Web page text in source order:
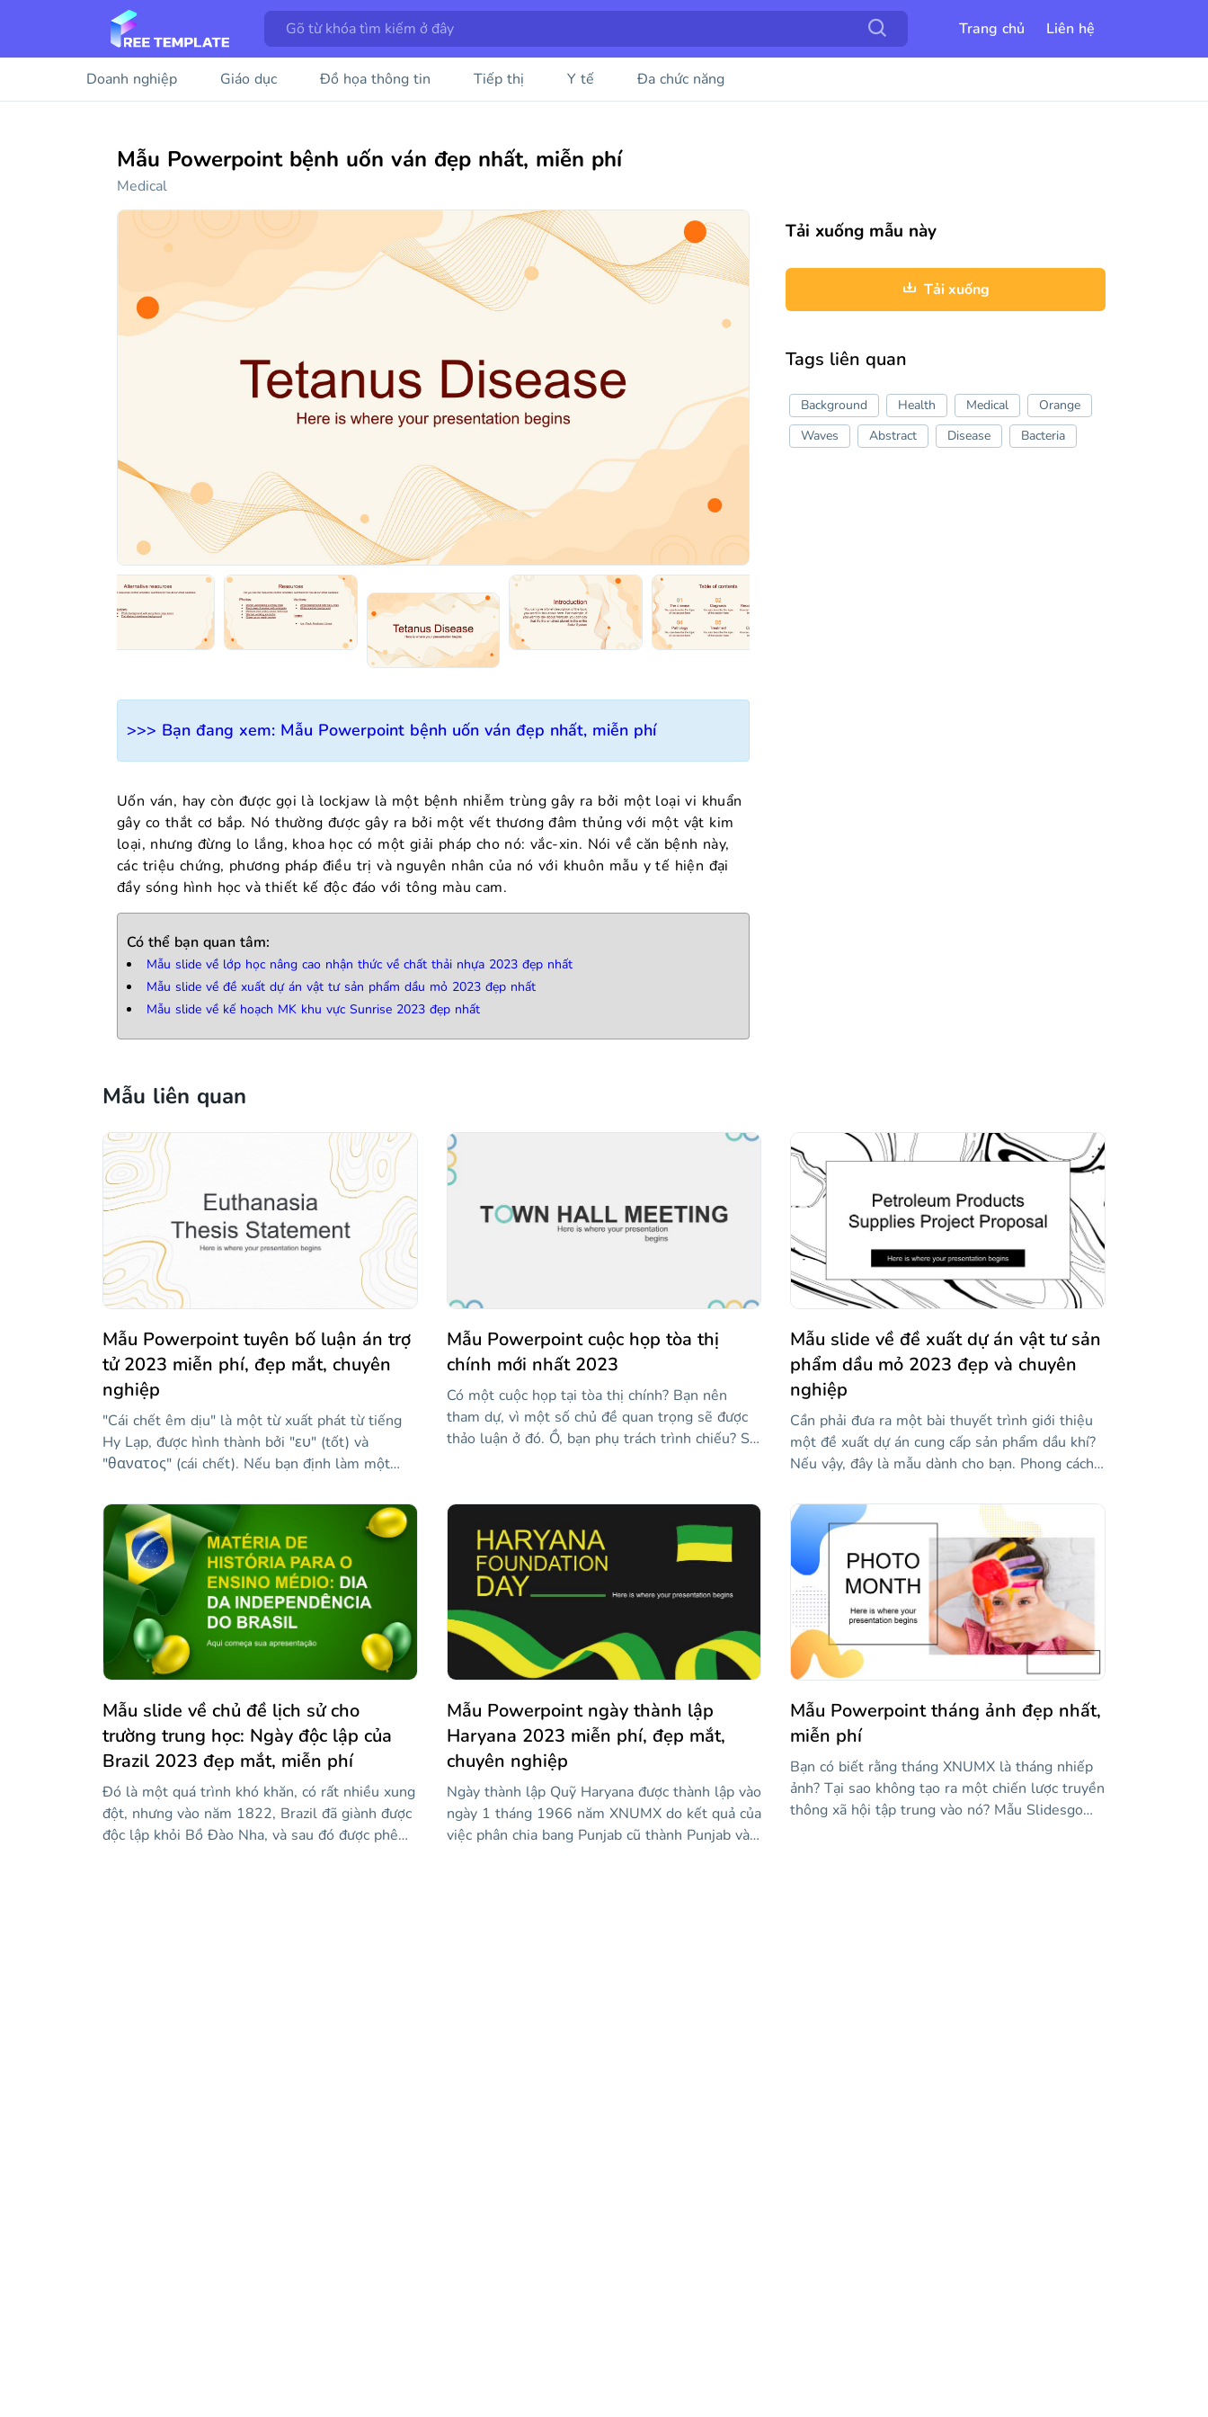
Trang chủ Liên hệ
Doanh nghiệp Giáo dục Đồ họa thông tin Tiếp thị Y tế Đa chức năng
Mẫu Powerpoint bệnh uốn ván đẹp nhất, miễn phí
Medical
>>> Bạn đang xem: Mẫu Powerpoint bệnh uốn ván đẹp nhất, miễn phí
Uốn ván, hay còn được gọi là lockjaw là một bệnh nhiễm trùng gây ra bởi một loại vi khuẩn
gây co thắt cơ bắp. Nó thường được gây ra bởi một vết thương đâm thủng với một vật kim
loại, nhưng đừng lo lắng, khoa học có một giải pháp cho nó: vắc-xin. Nói về căn bệnh này,
các triệu chứng, phương pháp điều trị và nguyên nhân của nó với khuôn mẫu y tế hiện đại
đầy sóng hình học và thiết kế độc đáo với tông màu cam.
Có thể bạn quan tâm:
Mẫu slide về lớp học nâng cao nhận thức về chất thải nhựa 2023 đẹp nhất
Mẫu slide về đề xuất dự án vật tư sản phẩm dầu mỏ 2023 đẹp nhất
Mẫu slide về kế hoạch MK khu vực Sunrise 2023 đẹp nhất
Tải xuống mẫu này
Tải xuống
Tags liên quan
Background Health Medical
Orange
Waves
Abstract Disease Bacteria
Mẫu liên quan
Mẫu Powerpoint tuyên bố luận án trợ
tử 2023 miễn phí, đẹp mắt, chuyên
nghiệp
"Cái chết êm dịu" là một từ xuất phát từ tiếng
Hy Lạp, được hình thành bởi "ευ" (tốt) và
"θανατος" (cái chết). Nếu bạn định làm một
bảo vệ nó, mẫu này có thể rất hữu ích. Nói về
trợ tử là gì, các kỹ thuật mà nó được quản lý là
gì, ai có thể truy cập nó hoặc tranh cãi mà chủ
đề này tạo ra. Các slide cung cấp một phong
cách trang trọng và được thiết kế để làm cho
thông tin của bạn nổi bật và bảo vệ luận án của
bạn thành công.
Mẫu Powerpoint cuộc họp tòa thị
chính mới nhất 2023
Có một cuộc họp tại tòa thị chính? Bạn nên
tham dự, vì một số chủ đề quan trọng sẽ được
thảo luận ở đó. Ồ, bạn phụ trách trình chiếu? Sử
v.v. Có đồ thị và đồ họa thông tin để hiển thị dữ
liệu và một số hình ảnh!
Mẫu slide về đề xuất dự án vật tư sản
phẩm dầu mỏ 2023 đẹp và chuyên
nghiệp
Cần phải đưa ra một bài thuyết trình giới thiệu
một đề xuất dự án cung cấp sản phẩm dầu khí?
Nếu vậy, đây là mẫu dành cho bạn. Phong cách
nội dung của bạn lên hàng đầu và trung tâm
trong mỗi trang trình bày, và các hình minh họa
về dầu trong nền sẽ khiến mọi người suy ngẫm
về ý tưởng của bạn về việc biến vàng đen thành
một công việc kinh doanh có lãi. Vì vậy, hãy đặt
vòng quay của riêng bạn vào nó và sẵn sàng
thuyết phục khán giả của bạn!
Mẫu slide về chủ đề lịch sử cho
trường trung học: Ngày độc lập của
Brazil 2023 đẹp mắt, miễn phí
Đó là một quá trình khó khăn, có rất nhiều xung
đột, nhưng vào năm 1822, Brazil đã giành được
độc lập khỏi Bồ Đào Nha, và sau đó được phê
Mẫu Powerpoint ngày thành lập
Haryana 2023 miễn phí, đẹp mắt,
chuyên nghiệp
Ngày thành lập Quỹ Haryana được thành lập vào
ngày 1 tháng 1966 năm XNUMX do kết quả của
việc phân chia bang Punjab cũ thành Punjab và
Mẫu Powerpoint tháng ảnh đẹp nhất,
miễn phí
Bạn có biết rằng tháng XNUMX là tháng nhiếp
ảnh? Tại sao không tạo ra một chiến lược truyền
thông xã hội tập trung vào nó? Mẫu Slidesgo